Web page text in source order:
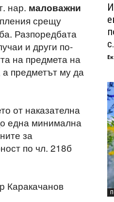
нар. маловажни
срещу
Разпоредбата
и други по-
на предмета на
предметът му да
от наказателна
една минимална
за
по чл. 218б
Каракачанов